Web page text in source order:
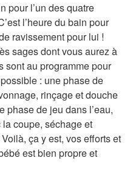
pour l’un des quatre
l’heure du bain pour
ravissement pour lui !
sages dont vous aurez à
sont au programme pour
: une phase de
rinçage et douche
phase de jeu dans l’eau,
coupe, séchage et
ça y est, vos efforts et
est bien propre et